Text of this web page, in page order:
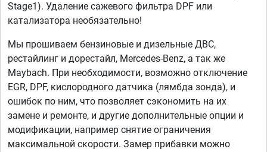
Stage1). Удаление сажевого фильтра DPF или
катализатора необязательно!
Мы прошиваем бензиновые и дизельные ДВС,
рестайлинг и дорестайл, Mercedes-Benz, а так же
Maybach. При необходимости, возможно отключение
EGR, DPF, кислородного датчика (лямбда зонда), и
ошибок по ним, что позволяет сэкономить на их
замене и ремонте, и другие дополнительные опции и
модификации, например снятие ограничения
максимальной скорости. Замер прибавки можно